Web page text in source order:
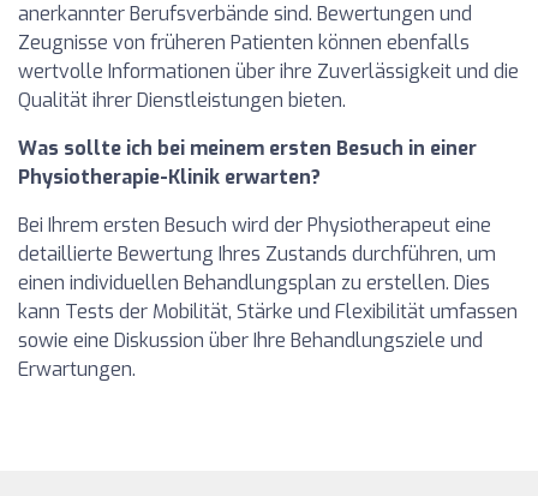
anerkannter Berufsverbände sind. Bewertungen und
Zeugnisse von früheren Patienten können ebenfalls
wertvolle Informationen über ihre Zuverlässigkeit und die
Qualität ihrer Dienstleistungen bieten.
Was sollte ich bei meinem ersten Besuch in einer
Physiotherapie-Klinik erwarten?
Bei Ihrem ersten Besuch wird der Physiotherapeut eine
detaillierte Bewertung Ihres Zustands durchführen, um
einen individuellen Behandlungsplan zu erstellen. Dies
kann Tests der Mobilität, Stärke und Flexibilität umfassen
sowie eine Diskussion über Ihre Behandlungsziele und
Erwartungen.